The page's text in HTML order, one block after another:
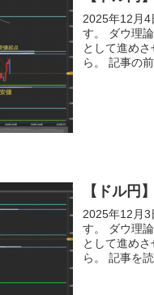
2025年12月4
す。 ダウ理
として進め
ら。 記事の
【ドル円
2025年12月3
す。 ダウ理
として進め
ら。 記事を